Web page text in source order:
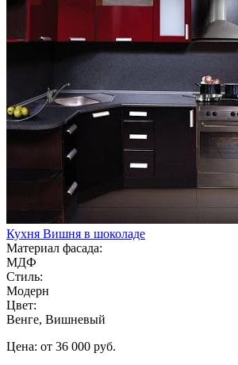
Кухня Вишня в шоколаде
Материал фасада:
МДФ
Стиль:
Модерн
Цвет:
Венге, Вишневый
Цена: от 36 000 руб.